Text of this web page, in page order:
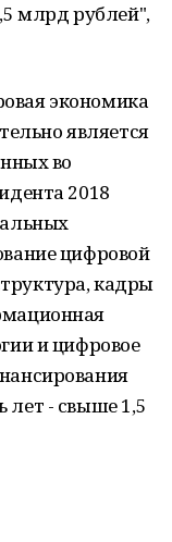
млрд рублей",
экономика
является
во
2018
цифровой
кадры
и цифровое
- свыше 1,5